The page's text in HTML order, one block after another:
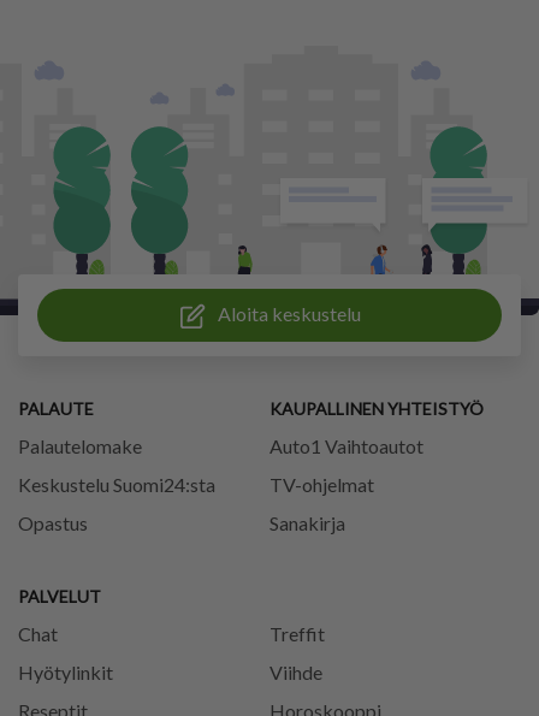
Aloita keskustelu
PALAUTE
Palautelomake
Keskustelu Suomi24:sta
Opastus
PALVELUT
Chat
Treffit
Hyötylinkit
Viihde
Reseptit
Horoskooppi
KAUPALLINEN YHTEISTYÖ
Auto1 Vaihtoautot
TV-ohjelmat
Sanakirja